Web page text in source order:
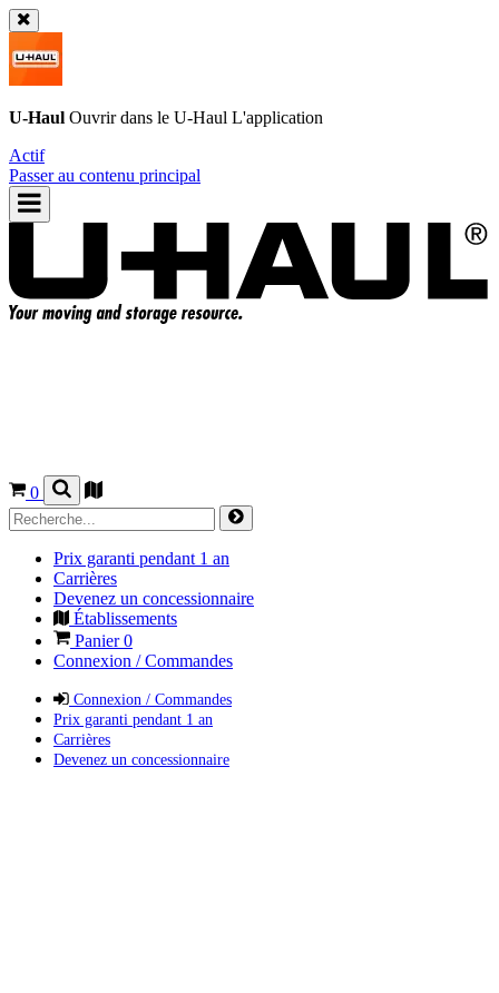
U-Haul Ouvrir dans le U-Haul L'application
Actif
Passer au contenu principal
0
Prix garanti pendant 1 an
Carrières
Devenez un concessionnaire
Établissements
Panier0
Connexion / Commandes
Connexion / Commandes
Prix garanti pendant 1 an
Carrières
Devenez un concessionnaire